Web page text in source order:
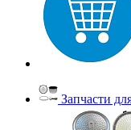
Запчасти